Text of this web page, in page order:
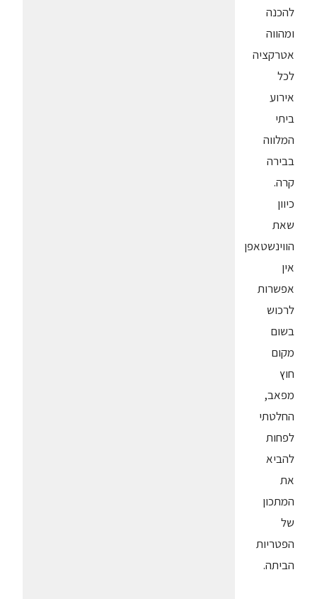
להכנה
ומהווה
אטרקציה
לכל
אירוע
ביתי
המלווה
בבירה
קרה.
כיוון
שאת
הווינשטאפן
אין
אפשרות
לרכוש
בשום
מקום
חוץ
מפאב,
החלטתי
לפחות
להביא
את
המתכון
של
הפטריות
הביתה.